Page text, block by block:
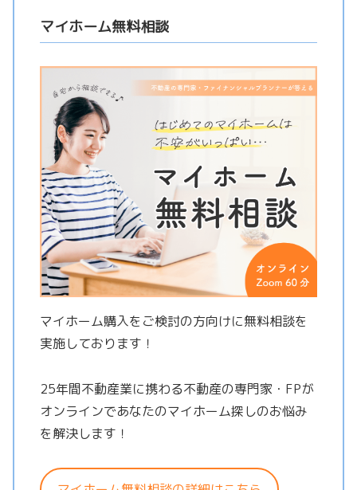
マイホーム無料相談
マイホーム購入をご検討の方向けに無料相談を
実施しております！
25年間不動産業に携わる不動産の専門家・FPが
オンラインであなたのマイホーム探しのお悩み
を解決します！